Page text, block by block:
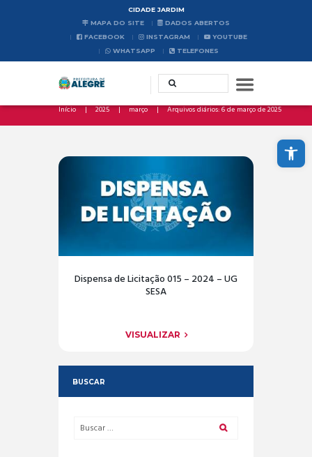
Abrir a barra de ferramentas
CIDADE JARDIM
MAPA DO SITE
DADOS ABERTOS
FACEBOOK
INSTAGRAM
YOUTUBE
WHATSAPP
TELEFONES
Início 2025 março Arquivos diários: 6 de março de 2025
Dispensa de Licitação 015 – 2024 – UG
SESA
VISUALIZAR
BUSCAR